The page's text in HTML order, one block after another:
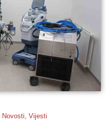
Novosti, Vijesti